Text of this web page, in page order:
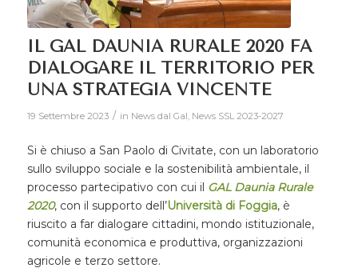
IL GAL DAUNIA RURALE 2020 FA
DIALOGARE IL TERRITORIO PER
UNA STRATEGIA VINCENTE
19 Settembre 2023 / in News dal Gal News SSL 2023-2027
Si è chiuso a San Paolo di Civitate, con un laboratorio
sullo sviluppo sociale e la sostenibilità ambientale, il
processo partecipativo con cui il GAL Daunia Rurale
2020, con il supporto dell’Università di Foggia, è
riuscito a far dialogare cittadini, mondo istituzionale,
comunità economica e produttiva, organizzazioni
agricole e terzo settore.